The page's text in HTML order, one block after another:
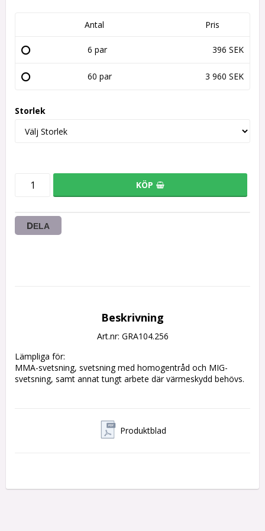
Antal Pris
6 par 396 SEK
60 par 3 960 SEK
Storlek
KÖP
DELA
Beskrivning
Art.nr: GRA104.256
Lämpliga för:
MMA-svetsning, svetsning med homogentråd och MIG-
svetsning, samt annat tungt arbete där värmeskydd behövs.
Produktblad